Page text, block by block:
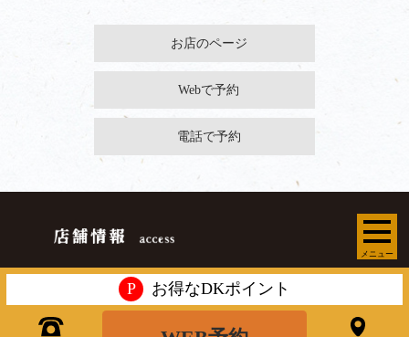
メニュー
お店のページ
Webで予約
電話で予約
P お得なDKポイント